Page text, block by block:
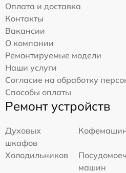
Оплата и доставка
Контакты
Вакансии
О компании
Ремонтируемые модели
Наши услуги
Согласие на обработку
Способы оплаты
Ремонт устройств
Духовых
шкафов
Холодильников
машин